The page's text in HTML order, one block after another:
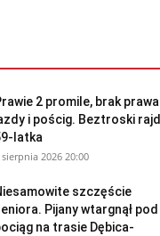
2 promile, brak prawa
i pościg. Beztroski rajd
latka
sierpnia 2026 20:00
szczęście
Pijany wtargnął pod
na trasie Dębica-